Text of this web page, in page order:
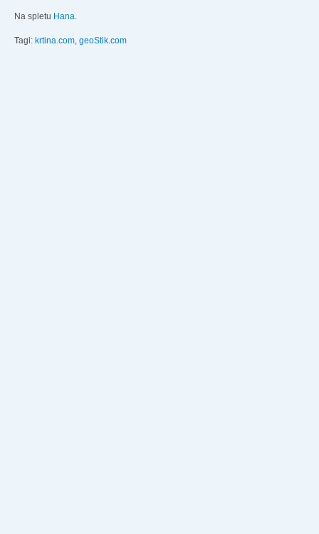
Na spletu Hana.
Tagi: krtina.com, geoStik.com